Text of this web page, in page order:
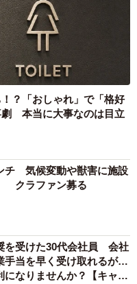
？「おしゃれ」で「格好
劇 本当に大事なのは目立
チ 気候変動や獣害に施設
クラファン募る
を受けた30代会社員 会社
手当を早く受け取れるが…
になりませんか？【キャリ